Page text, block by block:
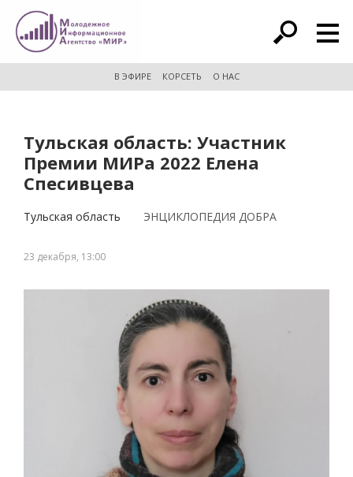
расширенный поиск
В ЭФИРЕ КОРСЕТЬ О НАС
Тульская область: Участник
Премии МИРа 2022 Елена
Спесивцева
Тульская область ЭНЦИКЛОПЕДИЯ ДОБРА
23 декабря, 13:00